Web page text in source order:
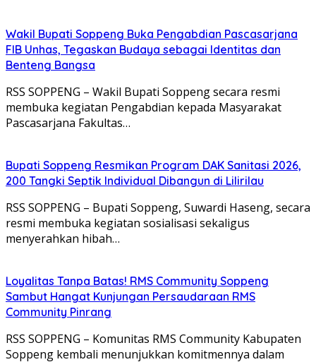
Wakil Bupati Soppeng Buka Pengabdian Pascasarjana
FIB Unhas, Tegaskan Budaya sebagai Identitas dan
Benteng Bangsa
RSS SOPPENG – Wakil Bupati Soppeng secara resmi
membuka kegiatan Pengabdian kepada Masyarakat
Pascasarjana Fakultas…
Bupati Soppeng Resmikan Program DAK Sanitasi 2026,
200 Tangki Septik Individual Dibangun di Lilirilau
RSS SOPPENG – Bupati Soppeng, Suwardi Haseng, secara
resmi membuka kegiatan sosialisasi sekaligus
menyerahkan hibah…
Loyalitas Tanpa Batas! RMS Community Soppeng
Sambut Hangat Kunjungan Persaudaraan RMS
Community Pinrang
RSS SOPPENG – Komunitas RMS Community Kabupaten
Soppeng kembali menunjukkan komitmennya dalam